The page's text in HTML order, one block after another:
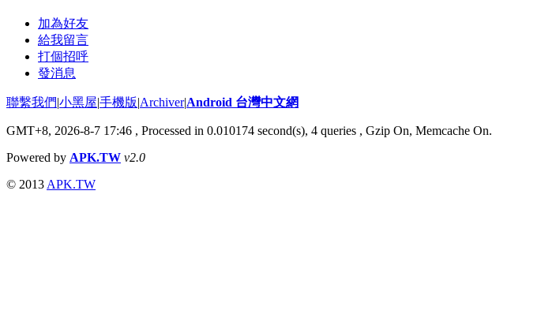
加為好友
給我留言
打個招呼
發消息
聯繫我們|小黑屋|手機版|Archiver|Android 台灣中文網
GMT+8, 2026-8-7 17:46 , Processed in 0.010174 second(s), 4 queries , Gzip On, Memcache On.
Powered by APK.TW v2.0
© 2013 APK.TW